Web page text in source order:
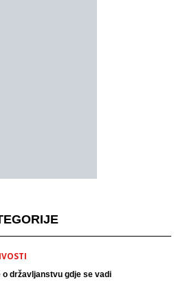
o državljanstvu gdje se vadi